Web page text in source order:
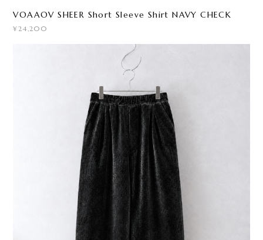
VOAAOV SHEER Short Sleeve Shirt NAVY CHECK
¥24,200